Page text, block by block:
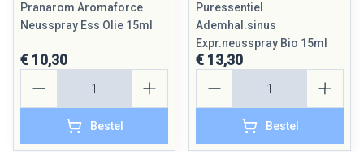
Pranarom Aromaforce
Neusspray Ess Olie 15ml
€ 10,30
Bestel
Puressentiel
Ademhal.sinus
Expr.neusspray Bio 15ml
€ 13,30
Bestel